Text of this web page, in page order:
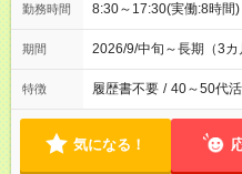
勤務時間 8:30～17:30(実働:8時間
期間 2026/9/中旬～長期（3
特徴 履歴書不要 / 40～50代
気になる！